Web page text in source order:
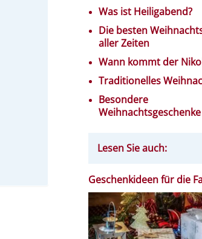
Was ist Heiligabend?
Die besten
aller Zeiten
Wann kommt der
Traditionelles
Besondere
Weihnachtsgeschenke
Lesen Sie auch:
Geschenkideen für die